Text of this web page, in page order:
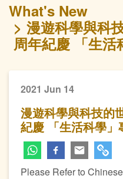
What's New
漫遊科學與科
周年紀慶 「生活
2021 Jun 14
漫遊科學與科技的
紀慶 「生活科學」
Please Refer to